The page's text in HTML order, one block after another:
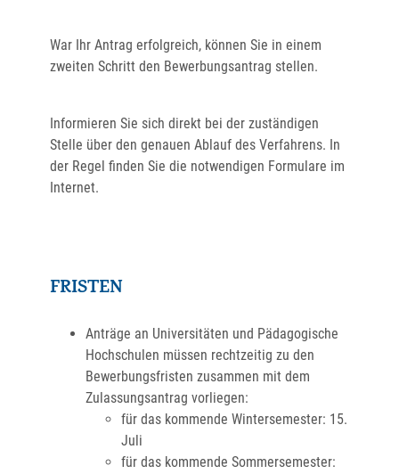
War Ihr Antrag erfolgreich, können Sie in einem
zweiten Schritt den Bewerbungsantrag stellen.
Informieren Sie sich direkt bei der zuständigen
Stelle über den genauen Ablauf des Verfahrens. In
der Regel finden Sie die notwendigen Formulare im
Internet.
FRISTEN
Anträge an Universitäten und Pädagogische
Hochschulen müssen rechtzeitig zu den
Bewerbungsfristen zusammen mit dem
Zulassungsantrag vorliegen:
für das kommende Wintersemester: 15.
Juli
für das kommende Sommersemester: